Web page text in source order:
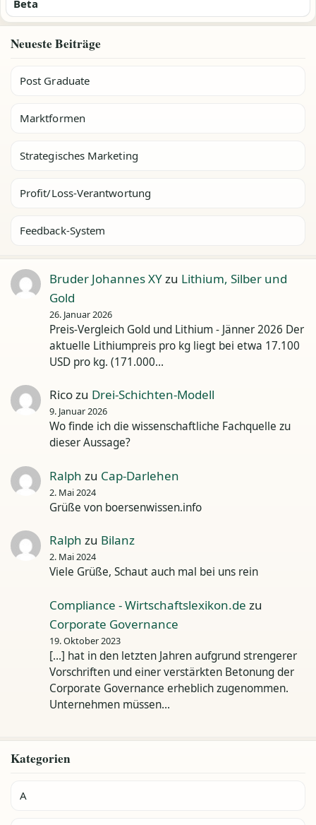
Beta
Neueste Beiträge
Post Graduate
Marktformen
Strategisches Marketing
Profit/Loss-Verantwortung
Feedback-System
Bruder Johannes XY zu Lithium, Silber und
Gold
26. Januar 2026
Preis-Vergleich Gold und Lithium - Jänner 2026 Der
aktuelle Lithiumpreis pro kg liegt bei etwa 17.100
USD pro kg. (171.000…
Ricozu Drei-Schichten-Modell
9. Januar 2026
Wo finde ich die wissenschaftliche Fachquelle zu
dieser Aussage?
Ralph zu Cap-Darlehen
2. Mai 2024
Grüße von boersenwissen.info
Ralph zu Bilanz
2. Mai 2024
Viele Grüße, Schaut auch mal bei uns rein
Compliance - Wirtschaftslexikon.de zu
Corporate Governance
19. Oktober 2023
[…] hat in den letzten Jahren aufgrund strengerer
Vorschriften und einer verstärkten Betonung der
Corporate Governance erheblich zugenommen.
Unternehmen müssen…
Kategorien
A